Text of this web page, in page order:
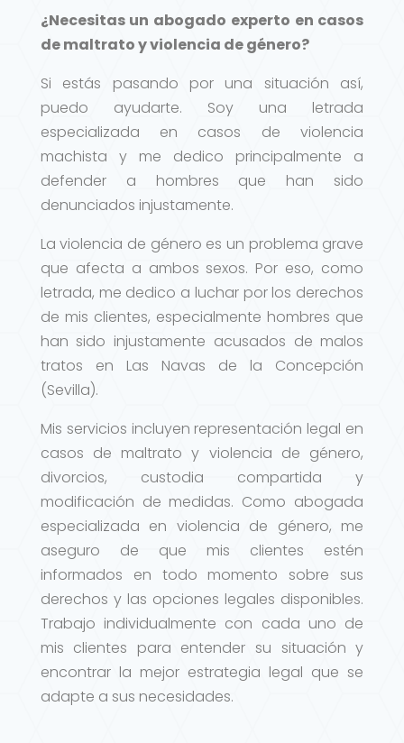
¿Necesitas un abogado experto en casos
de maltrato y violencia de género?
Si estás pasando por una situación así,
puedo ayudarte. Soy una letrada
especializada en casos de violencia
machista y me dedico principalmente a
defender a hombres que han sido
denunciados injustamente.
La violencia de género es un problema grave
que afecta a ambos sexos. Por eso, como
letrada, me dedico a luchar por los derechos
de mis clientes, especialmente hombres que
han sido injustamente acusados de malos
tratos en Las Navas de la Concepción
(Sevilla).
Mis servicios incluyen representación legal en
casos de maltrato y violencia de género,
divorcios, custodia compartida y
modificación de medidas. Como abogada
especializada en violencia de género, me
aseguro de que mis clientes estén
informados en todo momento sobre sus
derechos y las opciones legales disponibles.
Trabajo individualmente con cada uno de
mis clientes para entender su situación y
encontrar la mejor estrategia legal que se
adapte a sus necesidades.